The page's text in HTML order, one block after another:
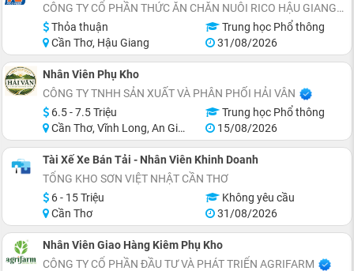
CÔNG TY CỔ PHẦN THỨC ĂN CHĂN NUÔI RICO HẬU GIANG
Thỏa thuận
Trung học Phổ thông
Cần Thơ, Hậu Giang
31/08/2026
Nhân Viên Phụ Kho
CÔNG TY TNHH SẢN XUẤT VÀ PHÂN PHỐI HẢI VÂN
6.5 - 7.5 Triệu
Trung học Phổ thông
Cần Thơ, Vĩnh Long, An Giang, Kiên Giang, Hậu Giang
15/08/2026
Tài Xế Xe Bán Tải - Nhân Viên Khinh Doanh
TỔNG KHO SƠN VIỆT NHẬT CẦN THƠ
6 - 15 Triệu
Không yêu cầu
Cần Thơ
31/08/2026
Nhân Viên Giao Hàng Kiêm Phụ Kho
CÔNG TY CỔ PHẦN ĐẦU TƯ VÀ PHÁT TRIỂN AGRIFARM